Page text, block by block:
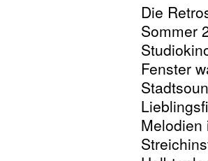
Die
Sommer
Fenster
Melodien